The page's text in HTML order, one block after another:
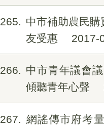
265
中市補助農民
友受惠
2017-
266
中市青年議會
傾聽青年心聲
267
網謠傳市府考